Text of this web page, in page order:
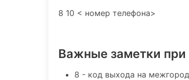
8 10 < номер телефона>
Важные заметки
8 - код выхода на